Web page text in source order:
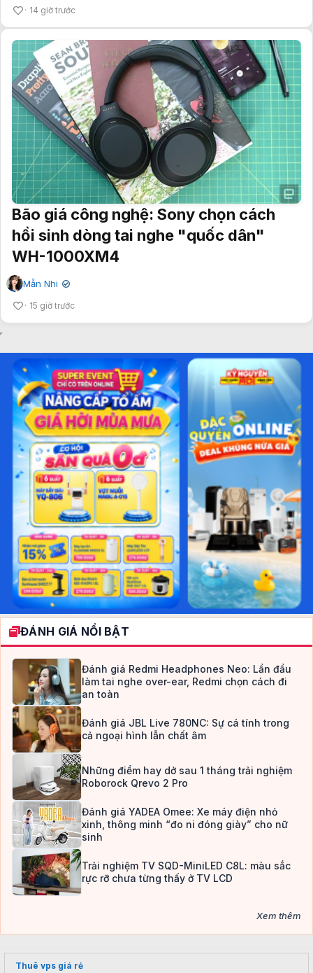
14 giờ trước
Bão giá công nghệ: Sony chọn cách
hồi sinh dòng tai nghe "quốc dân"
WH-1000XM4
Mẫn Nhi ✔
15 giờ trước
ĐÁNH GIÁ NỔI BẬT
Đánh giá Redmi Headphones Neo: Lần đầu
làm tai nghe over-ear, Redmi chọn cách đi
an toàn
Đánh giá JBL Live 780NC: Sự cá tính trong
cả ngoại hình lẫn chất âm
Những điểm hay dở sau 1 tháng trải nghiệm
Roborock Qrevo 2 Pro
Đánh giá YADEA Omee: Xe máy điện nhỏ
xinh, thông minh “đo ni đóng giày” cho nữ
sinh
Trải nghiệm TV SQD-MiniLED C8L: màu sắc
rực rỡ chưa từng thấy ở TV LCD
Xem thêm
Thuê vps giá rẻ